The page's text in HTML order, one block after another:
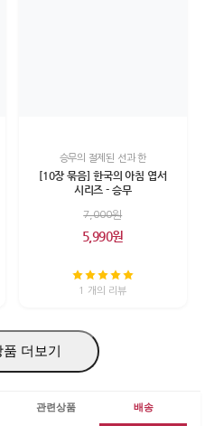
승무의 절제된 선과 한
[10장 묶음] 한국의 아침 엽서
시리즈 - 승무
7,000원
5,990원
1 개의 리뷰
품 더보기
관련상품 배송